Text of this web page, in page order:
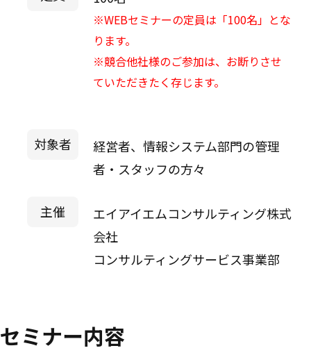
※WEBセミナーの定員は「100名」とな
ります。
※競合他社様のご参加は、お断りさせ
ていただきたく存じます。
対象者
経営者、情報システム部門の管理
者・スタッフの方々
主催
エイアイエムコンサルティング株式
会社
コンサルティングサービス事業部
セミナー内容